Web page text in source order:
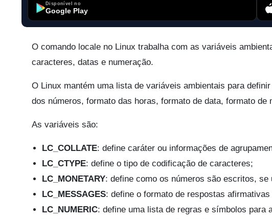
Disponível no
Google Play
O comando locale no Linux trabalha com as variáveis
caracteres, datas e numeração.
O Linux mantém uma lista de variáveis ambientais para
dos números, formato das horas, formato de data, formato de
As variáveis são:
LC_COLLATE: define caráter ou informações de
LC_CTYPE: define o tipo de codificação de caracteres;
LC_MONETARY: define como os números são escritos,
LC_MESSAGES: define o formato de respostas
LC_NUMERIC: define uma lista de regras e símbolos para